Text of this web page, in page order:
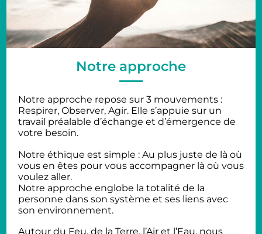
Notre approche
Notre approche repose sur 3 mouvements :
Respirer, Observer, Agir. Elle s’appuie sur un
travail préalable d’échange et d’émergence de
votre besoin.
Notre éthique est simple : Au plus juste de là où
vous en êtes pour vous accompagner là où vous
voulez aller.
Notre approche englobe la totalité de la
personne dans son système et ses liens avec
son environnement.
Autour du Feu, de la Terre, l’Air et l’Eau, nous